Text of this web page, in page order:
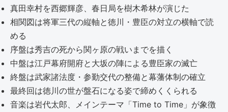
真田幸村を西郷輝彦、春日局を樹木希林が演じた
相関図は将軍三代の縦軸と徳川・豊臣の対立の横軸で読
める
序盤は秀吉の死から関ヶ原の戦いまでを描く
中盤は江戸幕府開府と大坂の陣による豊臣家の滅亡
終盤は武家諸法度・参勤交代の整備と幕藩体制の確立
最終回は徳川の世が盤石になる姿で締めくくられる
音楽は岩代太郎、メインテーマ「Time to Time」が象徴